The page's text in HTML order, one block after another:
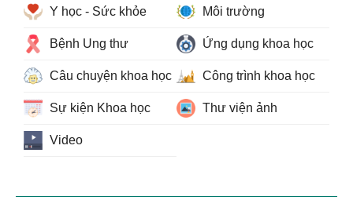
Y học - Sức khỏe Môi trường
Bệnh Ung thư Ứng dụng khoa học
Câu chuyện khoa học Công trình khoa học
Sự kiện Khoa học Thư viện ảnh
Video